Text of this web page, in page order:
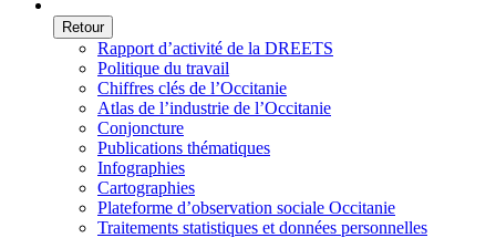
Retour
Rapport d’activité de la DREETS
Politique du travail
Chiffres clés de l’Occitanie
Atlas de l’industrie de l’Occitanie
Conjoncture
Publications thématiques
Infographies
Cartographies
Plateforme d’observation sociale Occitanie
Traitements statistiques et données personnelles